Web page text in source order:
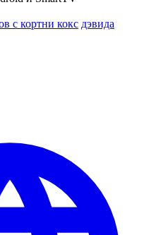
с кортни кокс дэвида